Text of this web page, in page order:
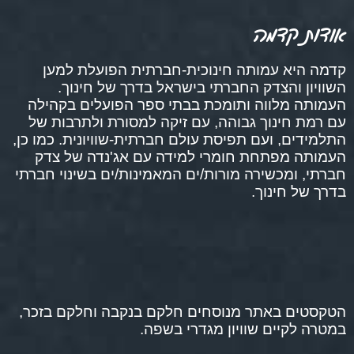
אודות קדמה
קדמה היא עמותה חינוכית-חברתית הפועלת למען
השוויון והצדק החברתי בישראל בדרך של חינוך.
העמותה מלווה ותומכת בבתי ספר הפועלים בקהילה
עם רמת חינוך גבוהה, עם זיקה למסורת ולתרבות של
התלמידים, ועם תפיסת עולם חברתית-שוויונית. כמו כן,
העמותה מפתחת חומרי למידה עם אג'נדה של צדק
חברתי, ומכשירה מורות/ים המאמינות/ים בשינוי חברתי
בדרך של חינוך.
הטקסטים באתר מנוסחים חלקם בנקבה וחלקם בזכר,
במטרה לקיים שוויון מגדרי בשפה.